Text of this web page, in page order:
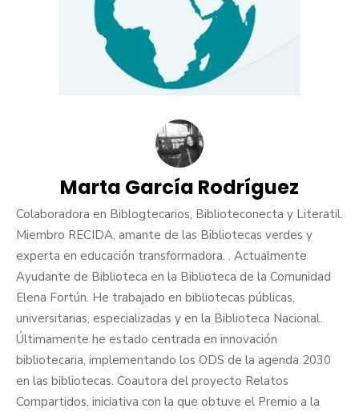
Marta García Rodríguez
Colaboradora en Biblogtecarios, Biblioteconecta y Literatil.
Miembro RECIDA, amante de las Bibliotecas verdes y
experta en educación transformadora. . Actualmente
Ayudante de Biblioteca en la Biblioteca de la Comunidad
Elena Fortún. He trabajado en bibliotecas públicas,
universitarias, especializadas y en la Biblioteca Nacional.
Últimamente he estado centrada en innovación
bibliotecaria, implementando los ODS de la agenda 2030
en las bibliotecas. Coautora del proyecto Relatos
Compartidos, iniciativa con la que obtuve el Premio a la